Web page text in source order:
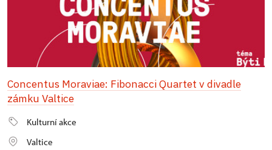
Concentus Moraviae: Fibonacci Quartet v divadle
zámku Valtice
Kulturní akce
Valtice